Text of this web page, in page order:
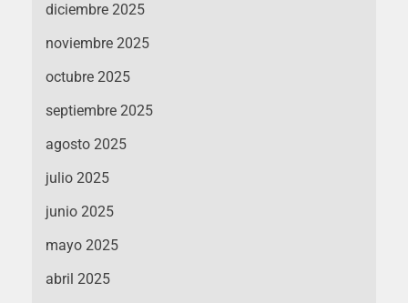
diciembre 2025
noviembre 2025
octubre 2025
septiembre 2025
agosto 2025
julio 2025
junio 2025
mayo 2025
abril 2025